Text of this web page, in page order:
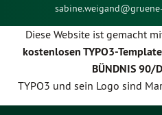
sabine.weigand@
Diese Website ist gemacht
kostenlosen TYPO3-Template
BÜNDNIS 90/
TYPO3 und sein Logo sind